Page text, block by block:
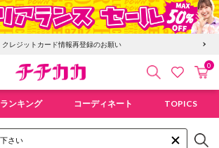
クレジットカード情報再登録のお願い
検索 お気にカ
0
ランキング コーディネート TOPICS